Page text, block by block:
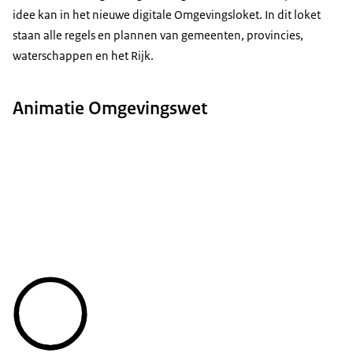
idee kan in het nieuwe digitale Omgevingsloket. In dit loket
staan alle regels en plannen van gemeenten, provincies,
waterschappen en het Rijk.
Animatie Omgevingswet